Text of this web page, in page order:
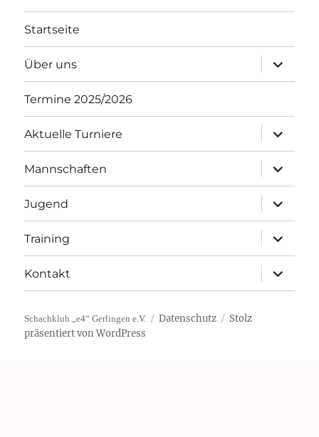
Startseite
Über uns
öffnen
Termine 2025/2026
Aktuelle Turniere
öffnen
Mannschaften
öffnen
Jugend
öffnen
Training
öffnen
Kontakt
öffnen
Schachklub „e4“ Gerlingen e.V. Datenschutz
Stolz
präsentiert von WordPress